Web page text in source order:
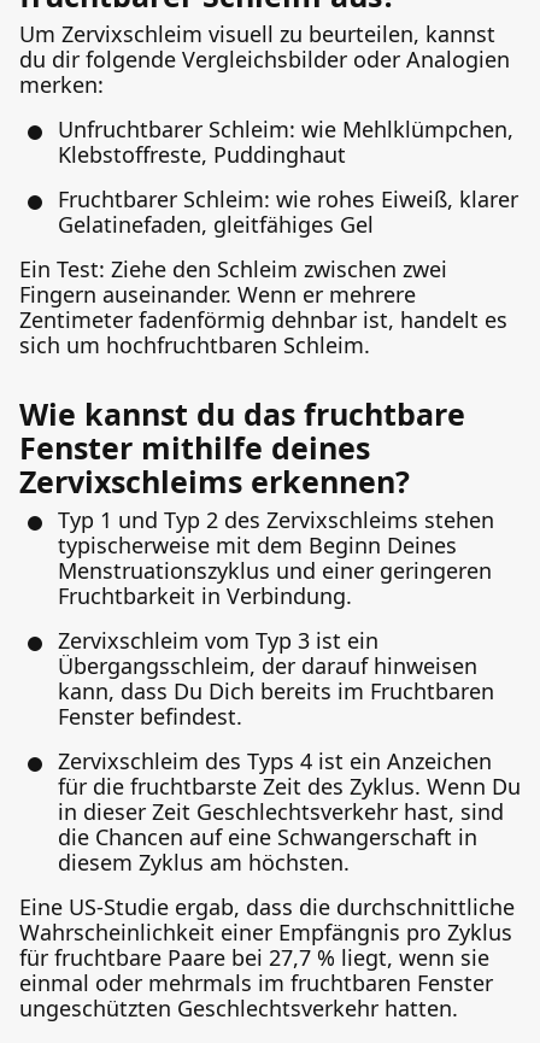
Um Zervixschleim visuell zu beurteilen, kannst
du dir folgende Vergleichsbilder oder Analogien
merken:
Unfruchtbarer Schleim: wie Mehlklümpchen,
Klebstoffreste, Puddinghaut
Fruchtbarer Schleim: wie rohes Eiweiß, klarer
Gelatinefaden, gleitfähiges Gel
Ein Test: Ziehe den Schleim zwischen zwei
Fingern auseinander. Wenn er mehrere
Zentimeter fadenförmig dehnbar ist, handelt es
sich um hochfruchtbaren Schleim.
Wie kannst du das fruchtbare
Fenster mithilfe deines
Zervixschleims erkennen?
Typ 1 und Typ 2 des Zervixschleims stehen
typischerweise mit dem Beginn Deines
Menstruationszyklus und einer geringeren
Fruchtbarkeit in Verbindung.
Zervixschleim vom Typ 3 ist ein
Übergangsschleim, der darauf hinweisen
kann, dass Du Dich bereits im Fruchtbaren
Fenster befindest.
Zervixschleim des Typs 4 ist ein Anzeichen
für die fruchtbarste Zeit des Zyklus. Wenn Du
in dieser Zeit Geschlechtsverkehr hast, sind
die Chancen auf eine Schwangerschaft in
diesem Zyklus am höchsten.
Eine US-Studie ergab, dass die durchschnittliche
Wahrscheinlichkeit einer Empfängnis pro Zyklus
für fruchtbare Paare bei 27,7 % liegt, wenn sie
einmal oder mehrmals im fruchtbaren Fenster
ungeschützten Geschlechtsverkehr hatten.